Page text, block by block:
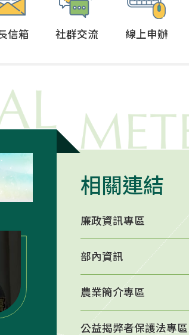
信箱 社群交流 線上申辦
農業簡介專區
立即前往 -
農業簡介專區
相關連結
廉政資訊專區
部內資訊
農業簡介專區
公益揭弊者保護法專區